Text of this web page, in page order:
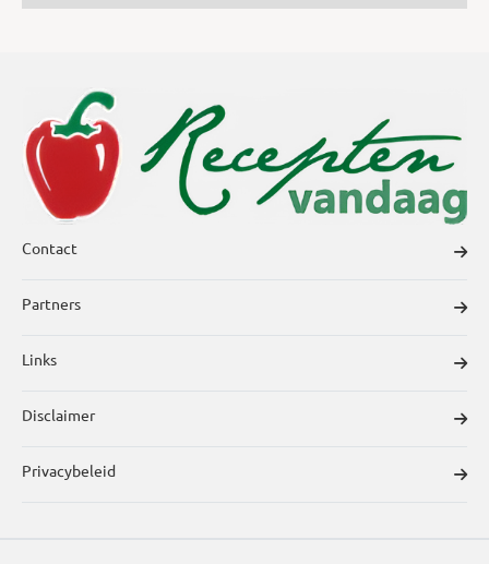
Contact
Partners
Links
Disclaimer
Privacybeleid